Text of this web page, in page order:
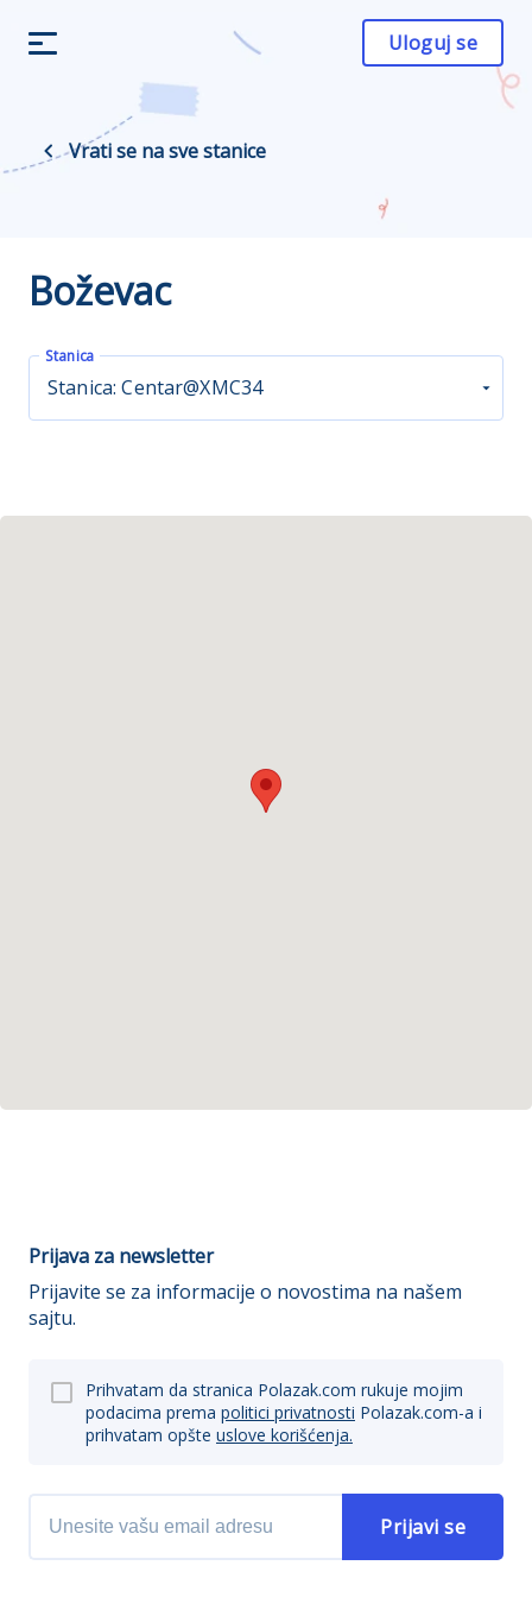
Uloguj se
Vrati se na sve stanice
Boževac
Stanica
Stanica: Centar@XMC34
Prijava za newsletter
Prijavite se za informacije o novostima na našem
sajtu.
Prihvatam da stranica Polazak.com rukuje mojim
podacima prema politici privatnosti Polazak.com-a i
prihvatam opšte uslove korišćenja.
Prijavi se